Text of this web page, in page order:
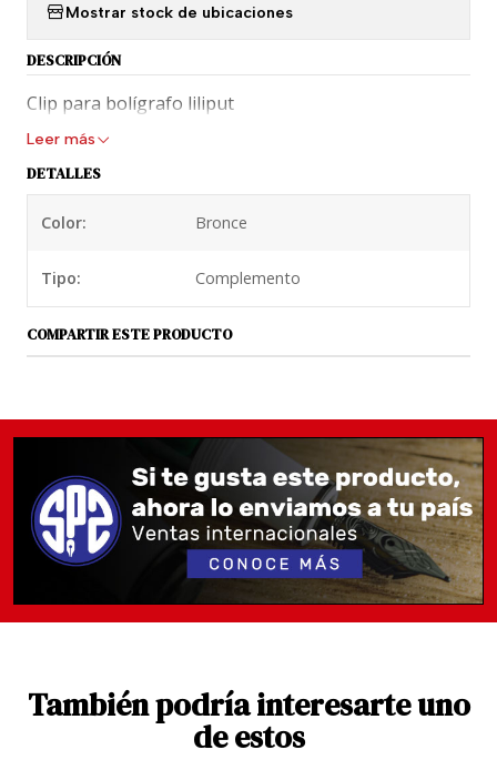
Mostrar stock de ubicaciones
DESCRIPCIÓN
Clip para bolígrafo liliput
Leer más
DETALLES
Color: Bronce
Tipo: Complemento
COMPARTIR ESTE PRODUCTO
También podría interesarte uno
de estos